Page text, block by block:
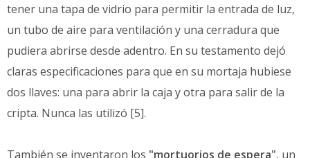
tener una tapa de vidrio para permitir la entrada de luz,
un tubo de aire para ventilación y una cerradura que
pudiera abrirse desde adentro. En su testamento dejó
claras especificaciones para que en su mortaja hubiese
dos llaves: una para abrir la caja y otra para salir de la
cripta. Nunca las utilizó [5].
También se inventaron los "mortuorios de espera", un